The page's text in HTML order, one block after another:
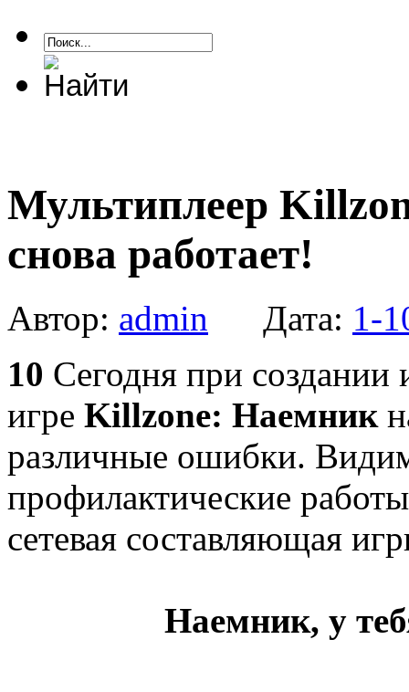
Мультиплеер
снова работает!
Автор: admin Дата: 1-
10 Сегодня при создании
игре Killzone: Наемник
различные ошибки.
профилактические
сетевая составляющая
Наемник, у